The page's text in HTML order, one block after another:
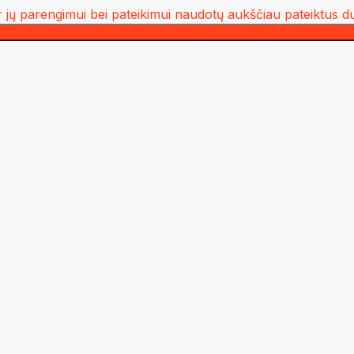
parengimui bei pateikimui naudotų aukščiau pateiktus